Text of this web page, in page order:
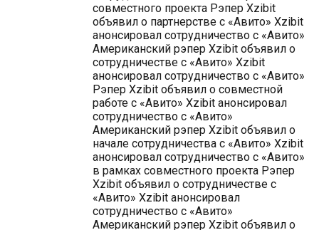
совместного проекта Рэпер Xzibit
объявил о партнерстве с «Авито» Xzibit
анонсировал сотрудничество с «Авито»
Американский рэпер Xzibit объявил о
сотрудничестве с «Авито» Xzibit
анонсировал сотрудничество с «Авито»
Рэпер Xzibit объявил о совместной
работе с «Авито» Xzibit анонсировал
сотрудничество с «Авито»
Американский рэпер Xzibit объявил о
начале сотрудничества с «Авито» Xzibit
анонсировал сотрудничество с «Авито»
в рамках совместного проекта Рэпер
Xzibit объявил о сотрудничестве с
«Авито» Xzibit анонсировал
сотрудничество с «Авито»
Американский рэпер Xzibit объявил о